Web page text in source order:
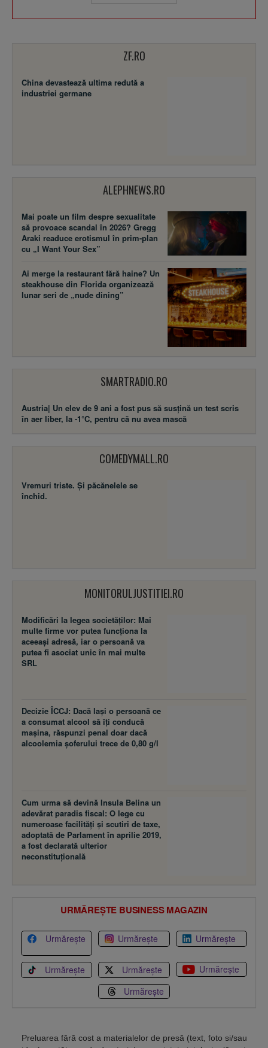
ZF.RO
China devastează ultima redută a
industriei germane
ALEPHNEWS.RO
Mai poate un film despre sexualitate
să provoace scandal în 2026? Gregg
Araki readuce erotismul în prim-plan
cu „I Want Your Sex”
Ai merge la restaurant fără haine? Un
steakhouse din Florida organizează
lunar seri de „nude dining”
SMARTRADIO.RO
Austria| Un elev de 9 ani a fost pus să susţină un test scris
în aer liber, la -1°C, pentru că nu avea mască
COMEDYMALL.RO
Vremuri triste. Şi păcănelele se
închid.
MONITORULJUSTITIEI.RO
Modificări la legea societăţilor: Mai
multe firme vor putea funcţiona la
aceeaşi adresă, iar o persoană va
putea fi asociat unic în mai multe
SRL
Decizie ÎCCJ: Dacă laşi o persoană ce
a consumat alcool să îţi conducă
maşina, răspunzi penal doar dacă
alcoolemia şoferului trece de 0,80 g/l
Cum urma să devină Insula Belina un
adevărat paradis fiscal: O lege cu
numeroase facilităţi şi scutiri de taxe,
adoptată de Parlament în aprilie 2019,
a fost declarată ulterior
neconstituţională
URMĂREȘTE BUSINESS MAGAZIN
Urmărește Urmărește Urmărește
Urmărește Urmărește
Urmărește
Urmărește
Preluarea fără cost a materialelor de presă (text, foto si/sau